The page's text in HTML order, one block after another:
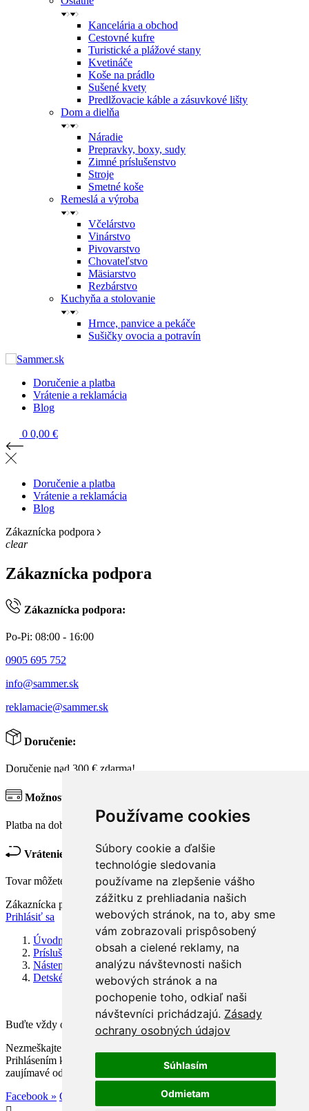
Používame cookies
Súbory cookie a ďalšie
technológie sledovania
používame na zlepšenie vášho
zážitku z prehliadania našich
webových stránok, na to, aby sme
vám zobrazovali prispôsobený
obsah a cielené reklamy, na
analýzu návštevnosti našich
webových stránok a na
pochopenie toho, odkiaľ naši
návštevníci prichádzajú. Zásady
ochrany osobných údajov
Súhlasím
Odmietam
Kancelária a obchod
Cestovné kufre
Turistické a plážové stany
Kvetináče
Koše na prádlo
Sušené kvety
Predlžovacie káble a zásuvkové lišty
Dom a dielňa
Náradie
Prepravky, boxy, sudy
Zimné príslušenstvo
Stroje
Smetné koše
Remeslá a výroba
Včelárstvo
Vinárstvo
Pivovarstvo
Chovateľstvo
Mäsiarstvo
Rezbárstvo
Kuchyňa a stolovanie
Hrnce, panvice a pekáče
Sušičky ovocia a potravín
Doručenie a platba
Vrátenie a reklamácia
Blog
0 0,00 €
Doručenie a platba
Vrátenie a reklamácia
Blog
Zákaznícka podpora
clear
Zákaznícka podpora
Zákaznícka podpora:
Po-Pi: 08:00 - 16:00
0905 695 752
info@sammer.sk
reklamacie@sammer.sk
Doručenie:
Doručenie nad 300 € zdarma!
Možnosti platby:
Platba na dobierku, platba kartou, platba prevodom na účet.
Vrátenie tovaru:
Tovar môžete vrátiť do 14 dní od jeho prevzatia.
Zákaznícka podpora
Prihlásiť sa
Úvodná stránka
Príslušenstvo do domu
Nástenné hodiny
Detské nástenné hodiny
Buďte vždy o krok vpred!
Nezmeškajte špeciálne akcie, exkluzívne zľavy a novinky.
Prihlásením k odberu Vám neunikne žiadna akcia ani súťaž o
zaujímavé odmeny.
Facebook » Odber emailom »